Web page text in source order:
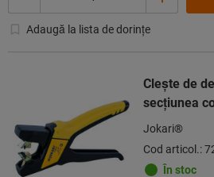
Adaugă la lista de dorințe
Cleşte de
secţiunea
Jokari®
Cod articol.:
În stoc